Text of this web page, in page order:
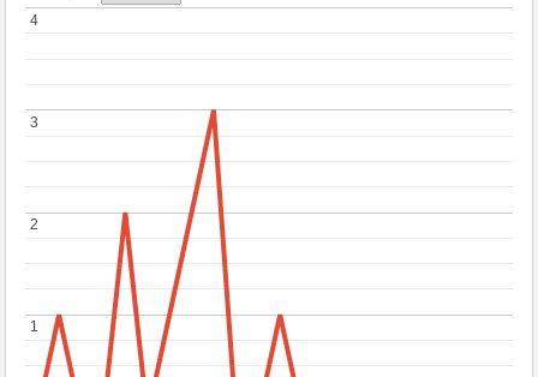
1
1
2
2
3
3
4
4